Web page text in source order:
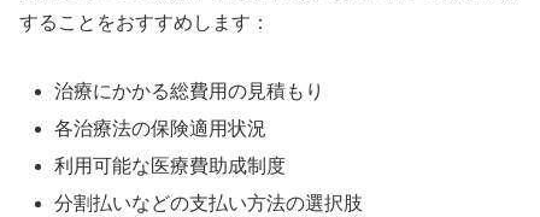
することをおすすめします：
治療にかかる総費用の見積もり
各治療法の保険適用状況
利用可能な医療費助成制度
分割払いなどの支払い方法の選択肢